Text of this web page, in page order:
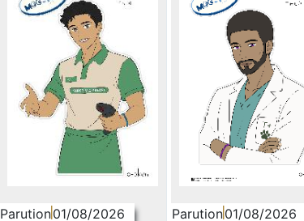
Parution01/08/2026 Parution01/08/2026